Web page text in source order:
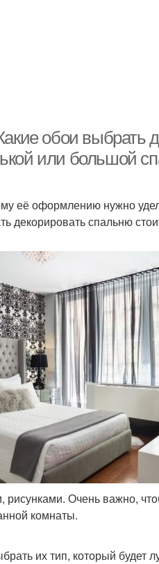
обои выбрать
или большой
её оформлению нужно
декорировать спальню
рисунками. Очень важно,
комнаты.
их тип, который будет